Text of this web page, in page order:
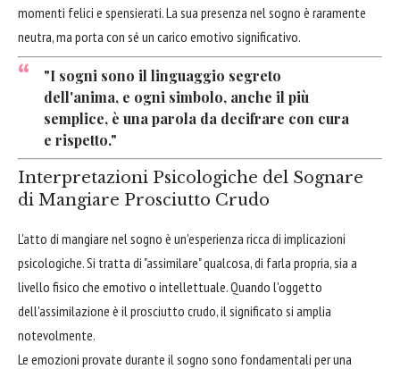
momenti felici e spensierati. La sua presenza nel sogno è raramente
neutra, ma porta con sé un carico emotivo significativo.
"I sogni sono il linguaggio segreto
dell'anima, e ogni simbolo, anche il più
semplice, è una parola da decifrare con cura
e rispetto."
Interpretazioni Psicologiche del Sognare
di Mangiare Prosciutto Crudo
L'atto di mangiare nel sogno è un'esperienza ricca di implicazioni
psicologiche. Si tratta di "assimilare" qualcosa, di farla propria, sia a
livello fisico che emotivo o intellettuale. Quando l'oggetto
dell'assimilazione è il prosciutto crudo, il significato si amplia
notevolmente.
Le emozioni provate durante il sogno sono fondamentali per una